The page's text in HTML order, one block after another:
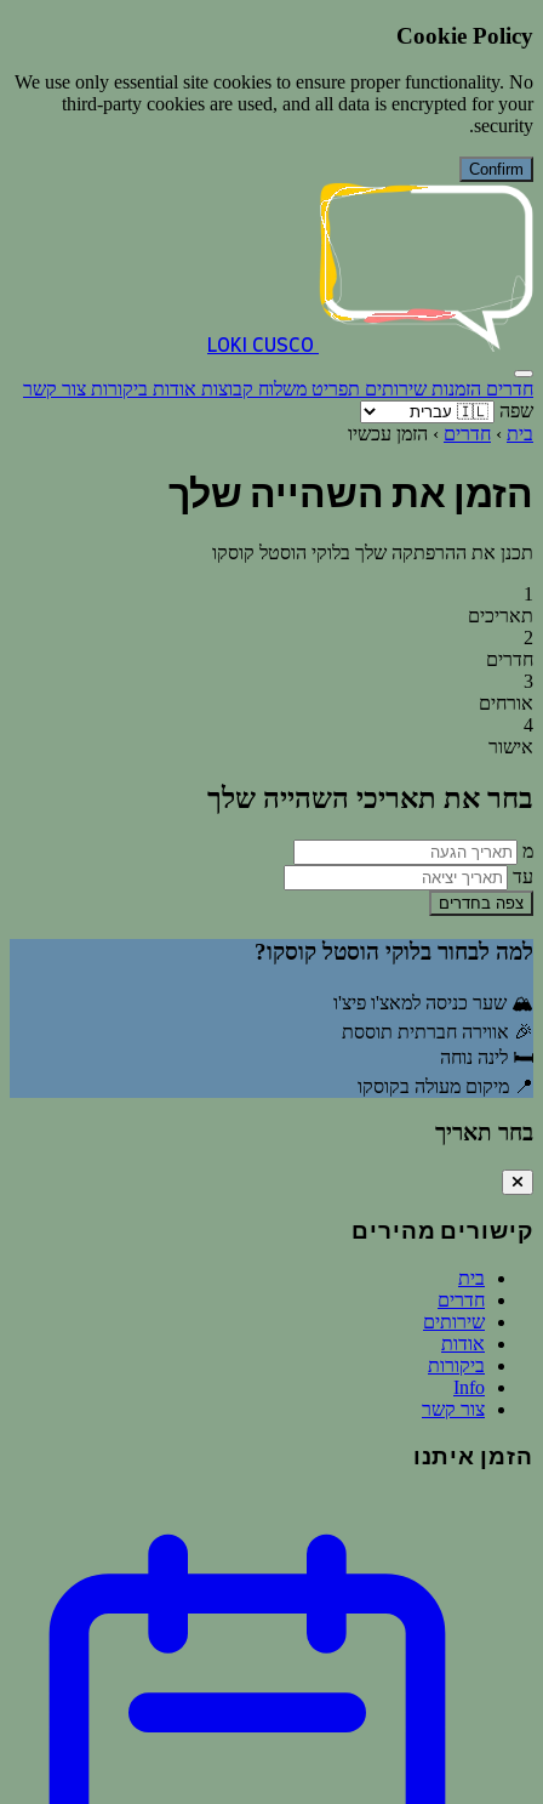
Cookie Policy
We use only essential site cookies to ensure proper functionality. No
third-party cookies are used, and all data is encrypted for your
security.
Confirm
LOKI CUSCO
חדרים הזמנות שירותים תפריט משלוח קבוצות אודות ביקורות צור קשר
שפה
בית › חדרים › הזמן עכשיו
הזמן את השהייה שלך
תכנן את ההרפתקה שלך בלוקי הוסטל קוסקו
1
תאריכים
2
חדרים
3
אורחים
4
אישור
בחר את תאריכי השהייה שלך
מ
עד
למה לבחור בלוקי הוסטל קוסקו?
🏔️ שער כניסה למאצ'ו פיצ'ו
🎉 אווירה חברתית תוססת
🛏️ לינה נוחה
📍 מיקום מעולה בקוסקו
בחר תאריך
קישורים מהירים
בית
חדרים
שירותים
אודות
ביקורות
Info
צור קשר
הזמן איתנו